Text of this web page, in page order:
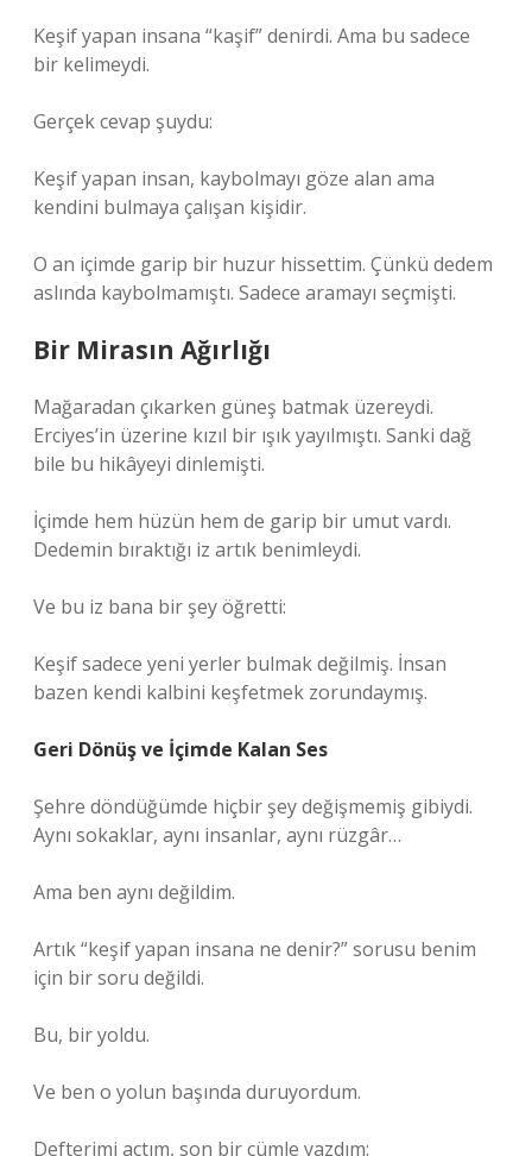
Keşif yapan insana “kaşif” denirdi. Ama bu sadece
bir kelimeydi.
Gerçek cevap şuydu:
Keşif yapan insan, kaybolmayı göze alan ama
kendini bulmaya çalışan kişidir.
O an içimde garip bir huzur hissettim. Çünkü dedem
aslında kaybolmamıştı. Sadece aramayı seçmişti.
Bir Mirasın Ağırlığı
Mağaradan çıkarken güneş batmak üzereydi.
Erciyes’in üzerine kızıl bir ışık yayılmıştı. Sanki dağ
bile bu hikâyeyi dinlemişti.
İçimde hem hüzün hem de garip bir umut vardı.
Dedemin bıraktığı iz artık benimleydi.
Ve bu iz bana bir şey öğretti:
Keşif sadece yeni yerler bulmak değilmiş. İnsan
bazen kendi kalbini keşfetmek zorundaymış.
Geri Dönüş ve İçimde Kalan Ses
Şehre döndüğümde hiçbir şey değişmemiş gibiydi.
Aynı sokaklar, aynı insanlar, aynı rüzgâr…
Ama ben aynı değildim.
Artık “keşif yapan insana ne denir?” sorusu benim
için bir soru değildi.
Bu, bir yoldu.
Ve ben o yolun başında duruyordum.
Defterimi açtım, son bir cümle yazdım: